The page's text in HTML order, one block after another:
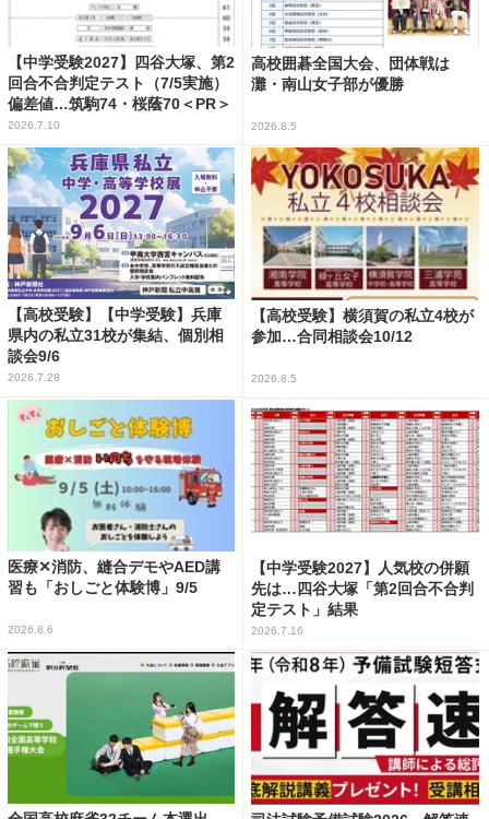
【中学受験2027】四谷大塚、第2
回合不合判定テスト（7/5実施）
偏差値…筑駒74・桜蔭70＜PR＞
2026.7.10
高校囲碁全国大会、団体戦は
灘・南山女子部が優勝
2026.8.5
【高校受験】【中学受験】兵庫
県内の私立31校が集結、個別相
談会9/6
2026.7.28
【高校受験】横須賀の私立4校が
参加…合同相談会10/12
2026.8.5
医療✕消防、縫合デモやAED講
習も「おしごと体験博」9/5
2026.8.6
【中学受験2027】人気校の併願
先は…四谷大塚「第2回合不合判
定テスト」結果
2026.7.16